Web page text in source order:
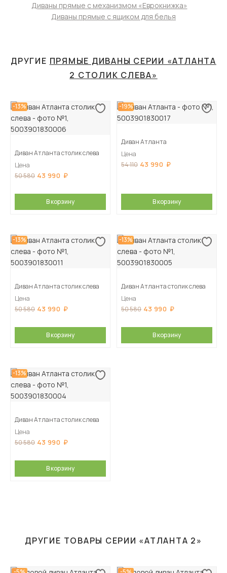
Диваны прямые с механизмом «Еврокнижка»
Диваны прямые с ящиком для белья
ДРУГИЕ ПРЯМЫЕ ДИВАНЫ СЕРИИ «АТЛАНТА
2 СТОЛИК СЛЕВА»
-13%
Диван Атланта столик слева
Цена
50 580 43 990
В корзину
-19%
Диван Атланта
Цена
54 110 43 990
В корзину
-13%
Диван Атланта столик слева
Цена
50 580 43 990
В корзину
-13%
Диван Атланта столик слева
Цена
50 580 43 990
В корзину
-13%
Диван Атланта столик слева
Цена
50 580 43 990
В корзину
ДРУГИЕ ТОВАРЫ СЕРИИ «АТЛАНТА 2»